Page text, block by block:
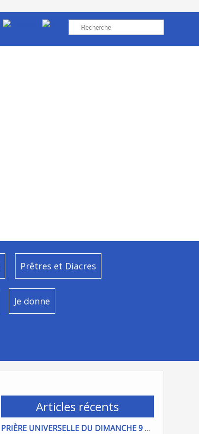
Prêtres et Diacres
Je donne
Articles récents
PRIÈRE UNIVERSELLE DU DIMANCHE 9 AOÜT